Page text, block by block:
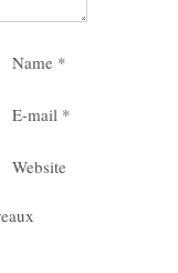
Name *
E-mail *
Website